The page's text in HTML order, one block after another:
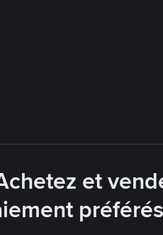
et
préférés